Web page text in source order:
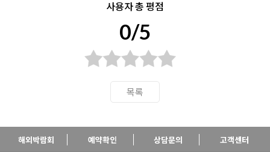
사용자 총 평점
0/5
목록
해외박람회 예약확인 상담문의 고객센터